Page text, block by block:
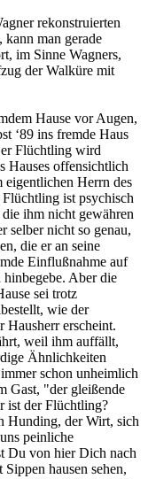
rekonstruierten
kann man gerade
im Sinne Wagners,
der Walküre mit
Hause vor Augen,
‘89 ins fremde Haus
Flüchtling wird
Hauses offensichtlich
Herrn des
ist psychisch
ihm nicht gewähren
selber nicht so genau,
die er an seine
Einflußnahme auf
Aber die
sei trotz
wie der
Hausherr erscheint.
weil ihm auffällt,
Ähnlichkeiten
schon unheimlich
Gast, "der gleißende
ist der Flüchtling?
Hunding, der Wirt, sich
peinliche
Du von hier Dich nach
hausen sehen,